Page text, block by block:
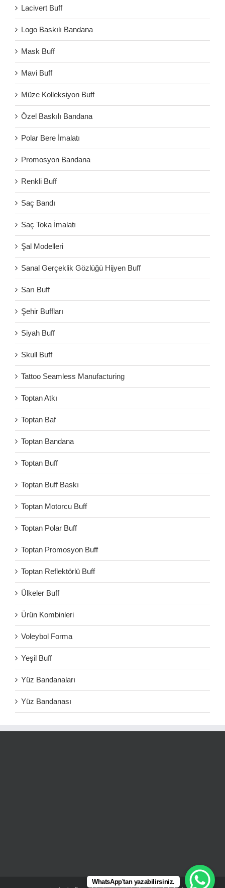
Lacivert Buff
Logo Baskılı Bandana
Mask Buff
Mavi Buff
Müze Kolleksiyon Buff
Özel Baskılı Bandana
Polar Bere İmalatı
Promosyon Bandana
Renkli Buff
Saç Bandı
Saç Toka İmalatı
Şal Modelleri
Sanal Gerçeklik Gözlüğü Hijyen Buff
Sarı Buff
Şehir Buffları
Siyah Buff
Skull Buff
Tattoo Seamless Manufacturing
Toptan Atkı
Toptan Baf
Toptan Bandana
Toptan Buff
Toptan Buff Baskı
Toptan Motorcu Buff
Toptan Polar Buff
Toptan Promosyon Buff
Toptan Reflektörlü Buff
Ülkeler Buff
Ürün Kombinleri
Voleybol Forma
Yeşil Buff
Yüz Bandanaları
Yüz Bandanası
WhatsApp'tan yazabilirsiniz.